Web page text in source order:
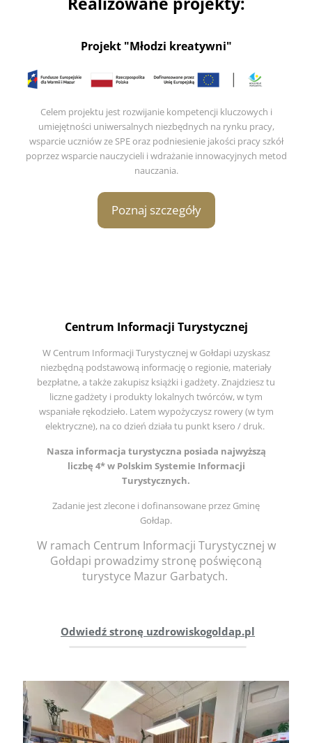
Projekt "Młodzi kreatywni"
Celem projektu jest rozwijanie kompetencji kluczowych i
umiejętności uniwersalnych niezbędnych na rynku pracy,
wsparcie uczniów ze SPE oraz podniesienie jakości pracy szkół
poprzez wsparcie nauczycieli i wdrażanie innowacyjnych metod
nauczania.
Poznaj szczegóły
Centrum Informacji Turystycznej
W Centrum Informacji Turystycznej w Gołdapi uzyskasz
niezbędną podstawową informację o regionie, materiały
bezpłatne, a także zakupisz książki i gadżety. Znajdziesz tu
liczne gadżety i produkty lokalnych twórców, w tym
wspaniałe rękodzieło. Latem wypożyczysz rowery (w tym
elektryczne), na co dzień działa tu punkt ksero / druk.
Nasza informacja turystyczna posiada najwyższą
liczbę 4*w Polskim Systemie Informacji
Turystycznych.
Zadanie jest zlecone i dofinansowane przez Gminę
Gołdap.
W ramach Centrum Informacji Turystycznej w
Gołdapi prowadzimy stronę poświęconą
turystyce Mazur Garbatych.
Odwiedź stronę uzdrowiskogoldap.pl